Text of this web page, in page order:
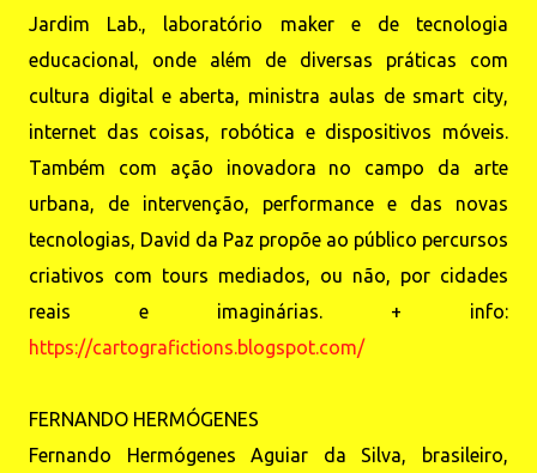
Jardim Lab., laboratório maker e de tecnologia
educacional, onde além de diversas práticas com
cultura digital e aberta, ministra aulas de smart city,
internet das coisas, robótica e dispositivos móveis.
Também com ação inovadora no campo da arte
urbana, de intervenção, performance e das novas
tecnologias, David da Paz propõe ao público percursos
criativos com tours mediados, ou não, por cidades
reais e imaginárias. + info:
https://cartografictions.blogspot.com/
FERNANDO HERMÓGENES
Fernando Hermógenes Aguiar da Silva, brasileiro,